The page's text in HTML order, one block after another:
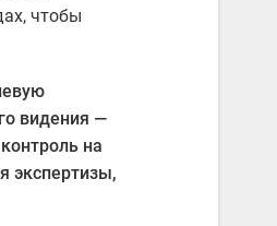
чтобы
видения —
на
экспертизы,